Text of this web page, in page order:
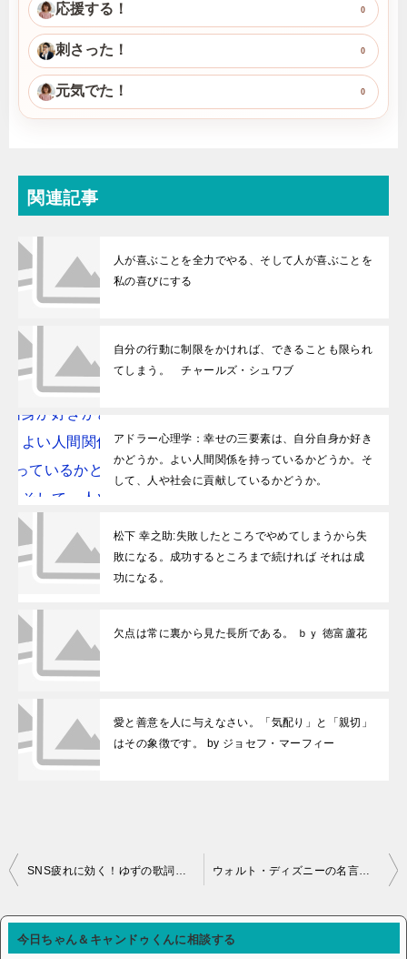
応援する！ 0
刺さった！ 0
元気でた！ 0
関連記事
人が喜ぶことを全力でやる、そして人が喜ぶことを
私の喜びにする
自分の行動に制限をかければ、できることも限られ
てしまう。 チャールズ・シュワブ
アドラー心理学：幸せの三要素は、自分自身か好き
かどうか。よい人間関係を持っているかどうか。そ
して、人や社会に貢献しているかどうか。
松下 幸之助:失敗したところでやめてしまうから失
敗になる。成功するところまで続ければ それは成
功になる。
欠点は常に裏から見た長所である。 ｂｙ 徳富蘆花
愛と善意を人に与えなさい。「気配り」と「親切」
はその象徴です。 by ジョセフ・マーフィー
投稿ナビゲーション
今日ちゃん＆キャンドゥくんに相談する